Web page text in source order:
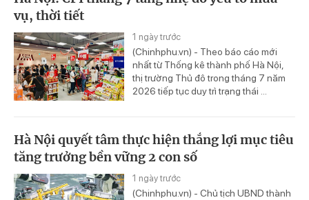
vụ, thời tiết
1 ngày trước
(Chinhphu.vn) - Theo báo cáo mới
nhất từ Thống kê thành phố Hà Nội,
thị trường Thủ đô trong tháng 7 năm
2026 tiếp tục duy trì trạng thái ...
Hà Nội quyết tâm thực hiện thắng lợi mục tiêu
tăng trưởng bền vững 2 con số
1 ngày trước
(Chinhphu.vn) - Chủ tịch UBND thành